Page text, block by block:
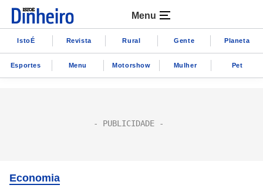
Menu
IstoÉ Revista Rural Gente Planeta
Esportes Menu Motorshow Mulher Pet
Economia